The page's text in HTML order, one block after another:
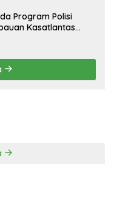
Program Polisi
Kasatlantas